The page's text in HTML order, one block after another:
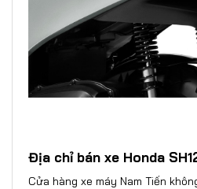
Địa chỉ bán xe Honda
Cửa hàng xe máy Nam Tiến